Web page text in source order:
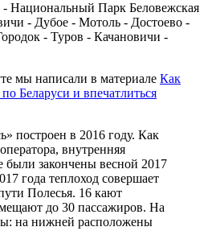
Парк Беловежская
- Дубое - Мотоль - Достоево -
- Туров - Качановичи -
мы написали в материале Как
Беларуси и впечатлиться
построен в 2016 году. Как
внутренняя
были закончены весной 2017
года теплоход совершает
Полесья. 16 кают
до 30 пассажиров. На
на нижней расположены